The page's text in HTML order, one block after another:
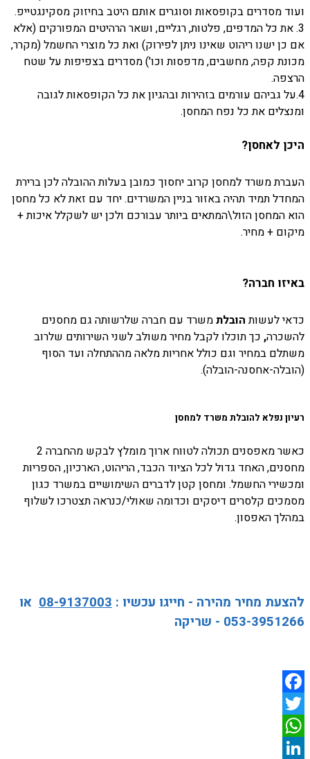
ועוד מסדרים בקופסאות וסוגרים אותם היטב בחיזוק מסקינגטייפ.
3. את כל המדפים, פלטות, רגליים, ושאר הרהיטים המפורקים (אלא
אם כן ישנו ריהוט שאינו ניתן לפירוק) ואת כל מוצרי החשמל (מקרר,
מכונת קפה, מחשבים, מדפסות וכו') מסדרים בצפיפות על שטח
הרצפה.
4.על גביהם עורמים בזהירות ובהגיון את כל הקופסאות לגובה
ומנצלים את כל נפח המחסן.
היכן לאחסן?
העברת משרד למחסן קרוב יחסוך כמובן בעלות ההובלה לכן ברירת
המחדל תמיד תהיה באזור בניין המשרדים. יחד עם זאת לא כל מחסן
הוא המחסן הזול\המתאים ביותר עבורכם ולכן יש לשקלל איכות +
מיקום + מחיר.
באיזו חברה?
כדאי לעשותהובלתמשרד עם חברה שלרשותה גם מחסנים
להשכרה, כך תוכלו לקבל מחיר משולב לשני השירותים שלרוב
משתלם במחיר וגם כולל אחריות מלאה מההתחלה ועד הסוף
(הובלה-אחסנה-הובלה).
רעיון נפלא להובלת משרד למחסן
כאשר מאפסנים תכולה לטווח ארוך מומלץ לבקש מהחברה 2
מחסנים, האחד גדול לכל הציוד הכבד, הריהוט, הארכיון, הספריות
ומכשירי החשמל. ומחסן קטן לדברים השימושיים במשרד כגון
מסמכים קלסרים דיסקים וכדומה שאולי/כנראה תצטרכו לשלוף
במהלך האפסון.
להצעת מחיר מהירה - חייגו עכשיו : 08-9137003 או
053-3951266 - שריקה
Facebook
Twitter
WhatsApp